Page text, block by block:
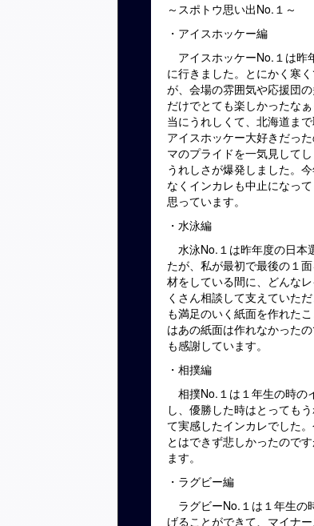
～スポトウ思い出No.１～
・アイスホッケー編
アイスホッケーNo.１は昨
に行きました。とにかく寒
が、会場の雰囲気や応援団
だけでとても楽しかったな
当にうれしくて、北海道ま
アイスホッケー大好きだっ
マのプライドを一気見して
うれしさが爆発しました。
なくインカレも中止になっ
思っています。
・水泳編
水泳No.１は昨年度の日本
たが、私が最初で最後の１
材をしている間に、どんな
くさん相談して支えていた
も満足のいく紙面を作れた
はあの紙面は作れなかった
も感謝しています。
・相撲編
相撲No.１は１年生の時の
し、優勝した時はとっても
て実感したインカレでした
とはできず悲しかったので
ます。
・ラグビー編
ラグビーNo.１は１年生の
げることができて、マイナ